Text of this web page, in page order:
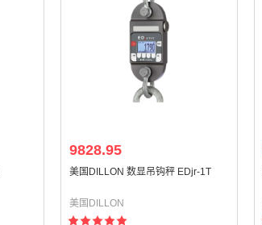
9828.95
美国DILLON 数显吊钩秤 EDjr-1T
美国DILLON